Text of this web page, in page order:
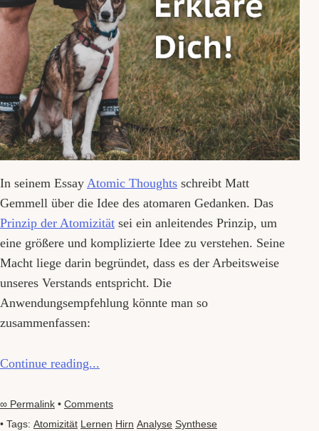
In seinem Essay Atomic Thoughts schreibt Matt
Gemmell über die Idee des atomaren Gedanken. Das
Prinzip der Atomizität sei ein anleitendes Prinzip, um
eine größere und komplizierte Idee zu verstehen. Seine
Macht liege darin begründet, dass es der Arbeitsweise
unseres Verstands entspricht. Die
Anwendungsempfehlung könnte man so
zusammenfassen:
Continue reading...
∞ Permalink • Comments
• Tags: Atomizität Lernen Hirn Analyse Synthese